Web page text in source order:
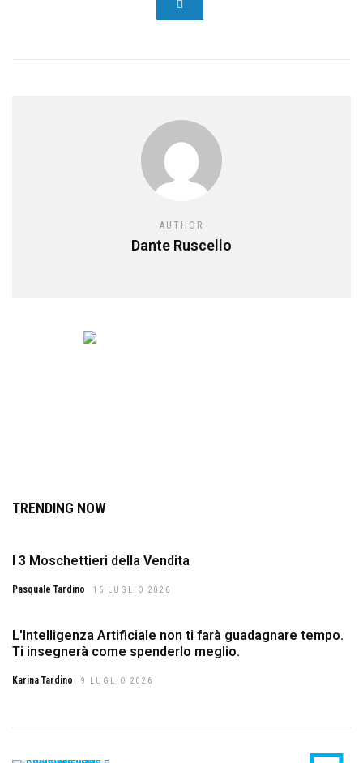
AUTHOR
Dante Ruscello
TRENDING NOW
I 3 Moschettieri della Vendita
Pasquale Tardino 15 LUGLIO 2026
L'Intelligenza Artificiale non ti farà guadagnare tempo.
Ti insegnerà come spenderlo meglio.
Karina Tardino 9 LUGLIO 2026